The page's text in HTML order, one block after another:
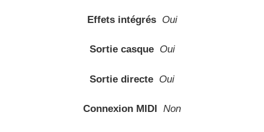
Effets intégrés Oui
Sortie casque Oui
Sortie directe Oui
Connexion MIDI Non